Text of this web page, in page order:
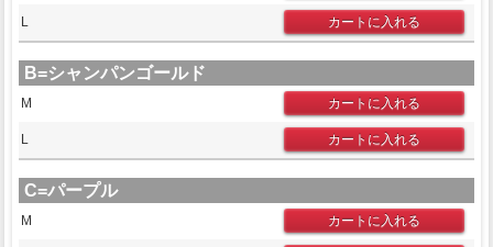
L
B=シャンパンゴールド
M
L
C=パープル
M